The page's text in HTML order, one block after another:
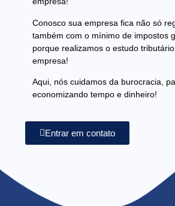
Conosco sua empresa fica não só
também com o mínimo de impostos
porque realizamos o estudo
empresa!
Aqui, nós cuidamos da burocracia,
economizando tempo e dinheiro!
Entrar em contato